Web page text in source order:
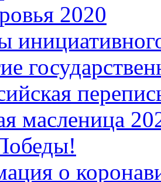
2020
масленица
о